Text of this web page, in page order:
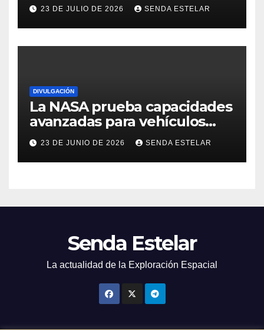
23 DE JULIO DE 2026 SENDA ESTELAR
DIVULGACIÓN
La NASA prueba capacidades
avanzadas para vehículos
exploradores lunares y
marcianos.
23 DE JUNIO DE 2026 SENDA ESTELAR
Senda Estelar
La actualidad de la Exploración Espacial